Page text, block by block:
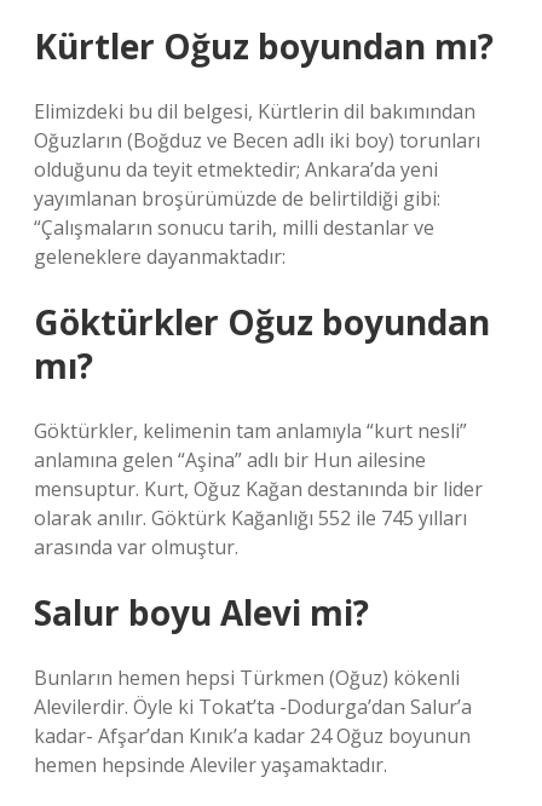
Kürtler Oğuz boyundan mı?
Elimizdeki bu dil belgesi, Kürtlerin dil bakımından
Oğuzların (Boğduz ve Becen adlı iki boy) torunları
olduğunu da teyit etmektedir; Ankara’da yeni
yayımlanan broşürümüzde de belirtildiği gibi:
“Çalışmaların sonucu tarih, milli destanlar ve
geleneklere dayanmaktadır:
Göktürkler Oğuz boyundan
mı?
Göktürkler, kelimenin tam anlamıyla “kurt nesli”
anlamına gelen “Aşina” adlı bir Hun ailesine
mensuptur. Kurt, Oğuz Kağan destanında bir lider
olarak anılır. Göktürk Kağanlığı 552 ile 745 yılları
arasında var olmuştur.
Salur boyu Alevi mi?
Bunların hemen hepsi Türkmen (Oğuz) kökenli
Alevilerdir. Öyle ki Tokat’ta -Dodurga’dan Salur’a
kadar- Afşar’dan Kınık’a kadar 24 Oğuz boyunun
hemen hepsinde Aleviler yaşamaktadır.